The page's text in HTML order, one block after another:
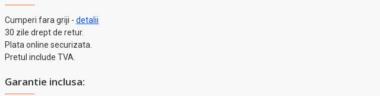
Cumperi fara griji - detalii
30 zile drept de retur.
Plata online securizata.
Pretul include TVA.
Garantie inclusa: